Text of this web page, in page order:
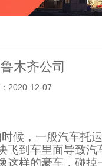
木齐公司
2020-12-07
候，一般汽车托
到车里面导致
这样的豪车，碰